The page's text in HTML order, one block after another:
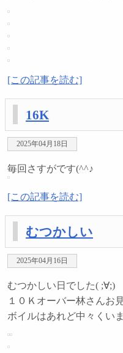
[この記事を読む]
16K
2025年04月18日
毎回さすがです(^^♪
[この記事を読む]
むつかしい
2025年04月16日
むつかしい日でした( ;∀;)
１０Ｋオーバー林さんお
ボイルはあれど中々くい